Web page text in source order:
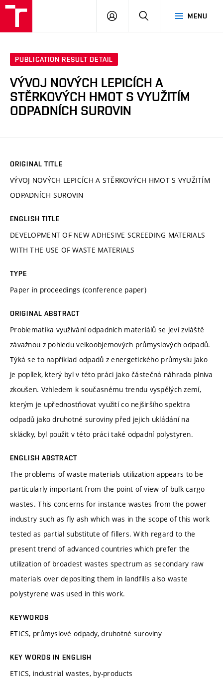
MENU
LOG
SEARCH
PUBLICATION RESULT DETAIL
VÝVOJ NOVÝCH LEPICÍCH A
STĚRKOVÝCH HMOT S VYUŽITÍM
ODPADNÍCH SUROVIN
ORIGINAL TITLE
VÝVOJ NOVÝCH LEPICÍCH A STĚRKOVÝCH HMOT S VYUŽITÍM
ODPADNÍCH SUROVIN
ENGLISH TITLE
DEVELOPMENT OF NEW ADHESIVE SCREEDING MATERIALS
WITH THE USE OF WASTE MATERIALS
TYPE
Paper in proceedings (conference paper)
ORIGINAL ABSTRACT
Problematika využívání odpadních materiálů se jeví zvláště
závažnou z pohledu velkoobjemových průmyslových odpadů.
Týká se to například odpadů z energetického průmyslu jako
je popílek, který byl v této práci jako částečná náhrada plniva
zkoušen. Vzhledem k současnému trendu vyspělých zemí,
kterým je upřednostňovat využití co nejširšího spektra
odpadů jako druhotné suroviny před jejich ukládání na
skládky, byl použit v této práci také odpadní polystyren.
ENGLISH ABSTRACT
The problems of waste materials utilization appears to be
particularly important from the point of view of bulk cargo
wastes. This concerns for instance wastes from the power
industry such as fly ash which was in the scope of this work
tested as partial substitute of fillers. With regard to the
present trend of advanced countries which prefer the
utilization of broadest wastes spectrum as secondary raw
materials over depositing them in landfills also waste
polystyrene was used in this work.
KEYWORDS
ETICS, průmyslové odpady, druhotné suroviny
KEY WORDS IN ENGLISH
ETICS, industrial wastes, by-products